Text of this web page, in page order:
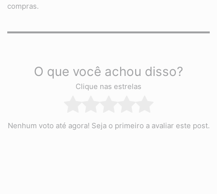
compras.
O que você achou disso?
Clique nas estrelas
Nenhum voto até agora! Seja o primeiro a avaliar este post.